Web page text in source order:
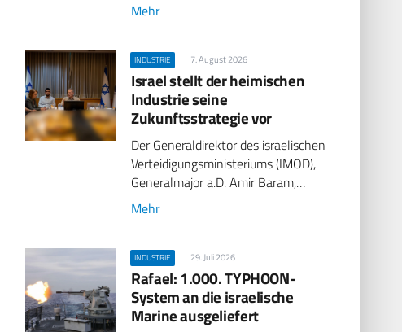
Mehr
INDUSTRIE 7. August 2026
Israel stellt der heimischen
Industrie seine
Zukunftsstrategie vor
Der Generaldirektor des israelischen
Verteidigungsministeriums (IMOD),
Generalmajor a.D. Amir Baram,…
Mehr
INDUSTRIE 29. Juli 2026
Rafael: 1.000. TYPHOON-
System an die israelische
Marine ausgeliefert